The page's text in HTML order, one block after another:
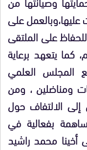
على
على الملتقى
كما يتعهد برعاية
المجلس العلمي
ومناضلين ، ومن
الالتفاف حول
بفعالية في
أخينا محمد راشيد